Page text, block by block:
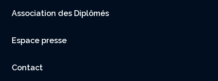
Association des Diplômés
Espace presse
Contact